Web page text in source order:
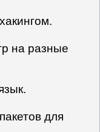
на разные
для